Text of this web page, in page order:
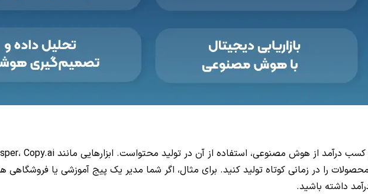
را در زمانی کوتاه تولید کنید. برای مثال، اگر شما مدیر یک پیج آموزشی یا فروشگاهی
داشته باشید.